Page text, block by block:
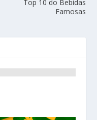
Top 10 do Bebidas
Famosas